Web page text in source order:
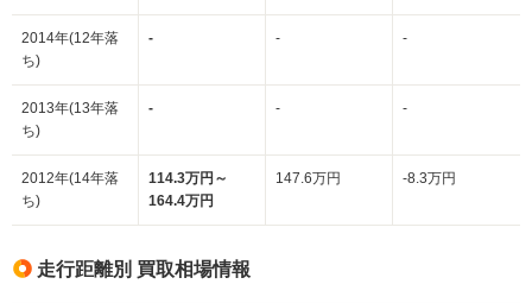
2014年(12年落
ち)
- - -
2013年(13年落
ち)
- - -
2012年(14年落
ち)
114.3万円～
164.4万円
147.6万円 -8.3万円
走行距離別 買取相場情報